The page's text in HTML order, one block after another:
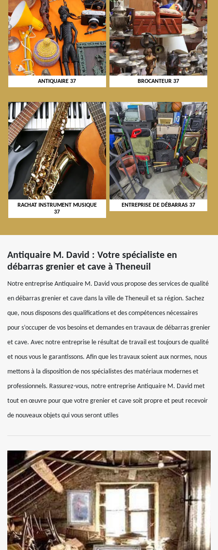
ANTIQUAIRE 37 BROCANTEUR 37
RACHAT INSTRUMENT MUSIQUE
37
ENTREPRISE DE DÉBARRAS 37
Antiquaire M. David : Votre spécialiste en
débarras grenier et cave à Theneuil
Notre entreprise Antiquaire M. David vous propose des services de qualité
en débarras grenier et cave dans la ville de Theneuil et sa région. Sachez
que, nous disposons des qualifications et des compétences nécessaires
pour s’occuper de vos besoins et demandes en travaux de débarras grenier
et cave. Avec notre entreprise le résultat de travail est toujours de qualité
et nous vous le garantissons. Afin que les travaux soient aux normes, nous
mettons à la disposition de nos spécialistes des matériaux modernes et
professionnels. Rassurez-vous, notre entreprise Antiquaire M. David met
tout en œuvre pour que votre grenier et cave soit propre et peut recevoir
de nouveaux objets qui vous seront utiles